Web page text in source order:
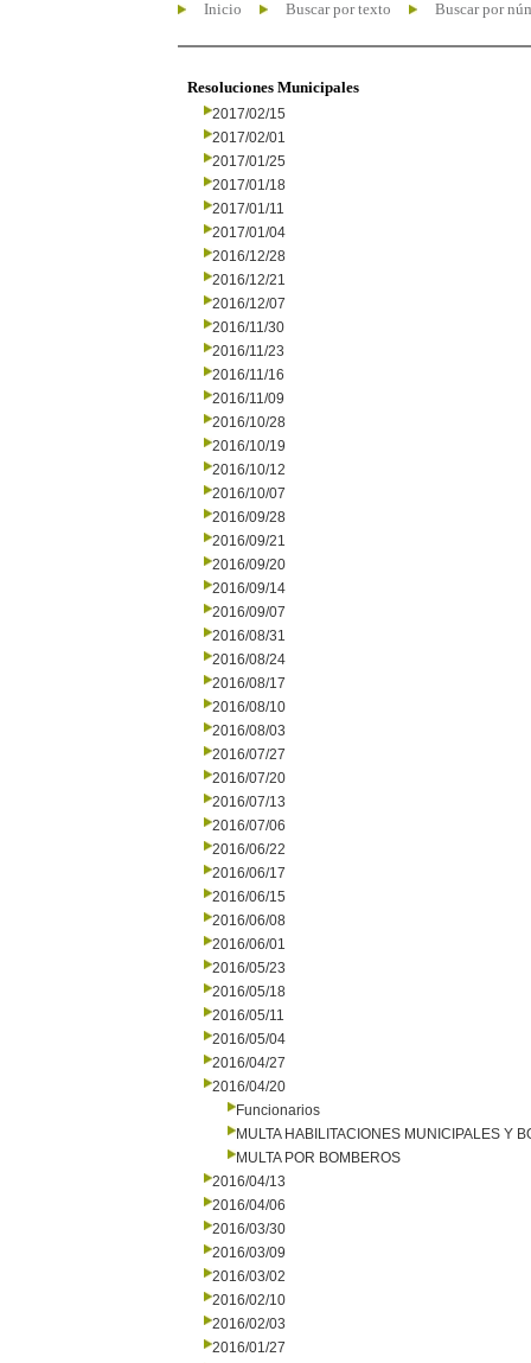
Inicio Buscar por texto Buscar por
Resoluciones Municipales
2017/02/15
2017/02/01
2017/01/25
2017/01/18
2017/01/11
2017/01/04
2016/12/28
2016/12/21
2016/12/07
2016/11/30
2016/11/23
2016/11/16
2016/11/09
2016/10/28
2016/10/19
2016/10/12
2016/10/07
2016/09/28
2016/09/21
2016/09/20
2016/09/14
2016/09/07
2016/08/31
2016/08/24
2016/08/17
2016/08/10
2016/08/03
2016/07/27
2016/07/20
2016/07/13
2016/07/06
2016/06/22
2016/06/17
2016/06/15
2016/06/08
2016/06/01
2016/05/23
2016/05/18
2016/05/11
2016/05/04
2016/04/27
2016/04/20
Funcionarios
MULTA HABILITACIONES MUNICIPALES Y
MULTA POR BOMBEROS
2016/04/13
2016/04/06
2016/03/30
2016/03/09
2016/03/02
2016/02/10
2016/02/03
2016/01/27